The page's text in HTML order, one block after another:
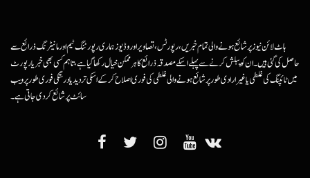
ہاٹ لائن نیوز پر شائع ہونے والی تمام خبریں، رپورٹس، تصاویر اور وڈیوز ہماری رپورٹنگ ٹیم اور مانیٹرنگ ذرائع سے
حاصل کی گئی ہیں۔ ان کو پبلش کرنے سے پہلے اسکے مصدقہ ذرائع کا ہرممکن خیال رکھا گیا ہے، تاہم کسی بھی خبر یا رپورٹ
میں ٹائپنگ کی غلطی یا غیرارادی طور پر شائع ہونے والی غلطی کی فوری اصلاح کرکے اسکی تردید یا درستگی فوری طور پر ویب
سائٹ پر شائع کردی جاتی ہے۔